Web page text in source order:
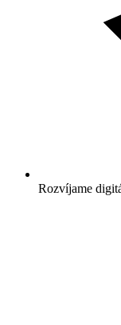
Rozvíjame